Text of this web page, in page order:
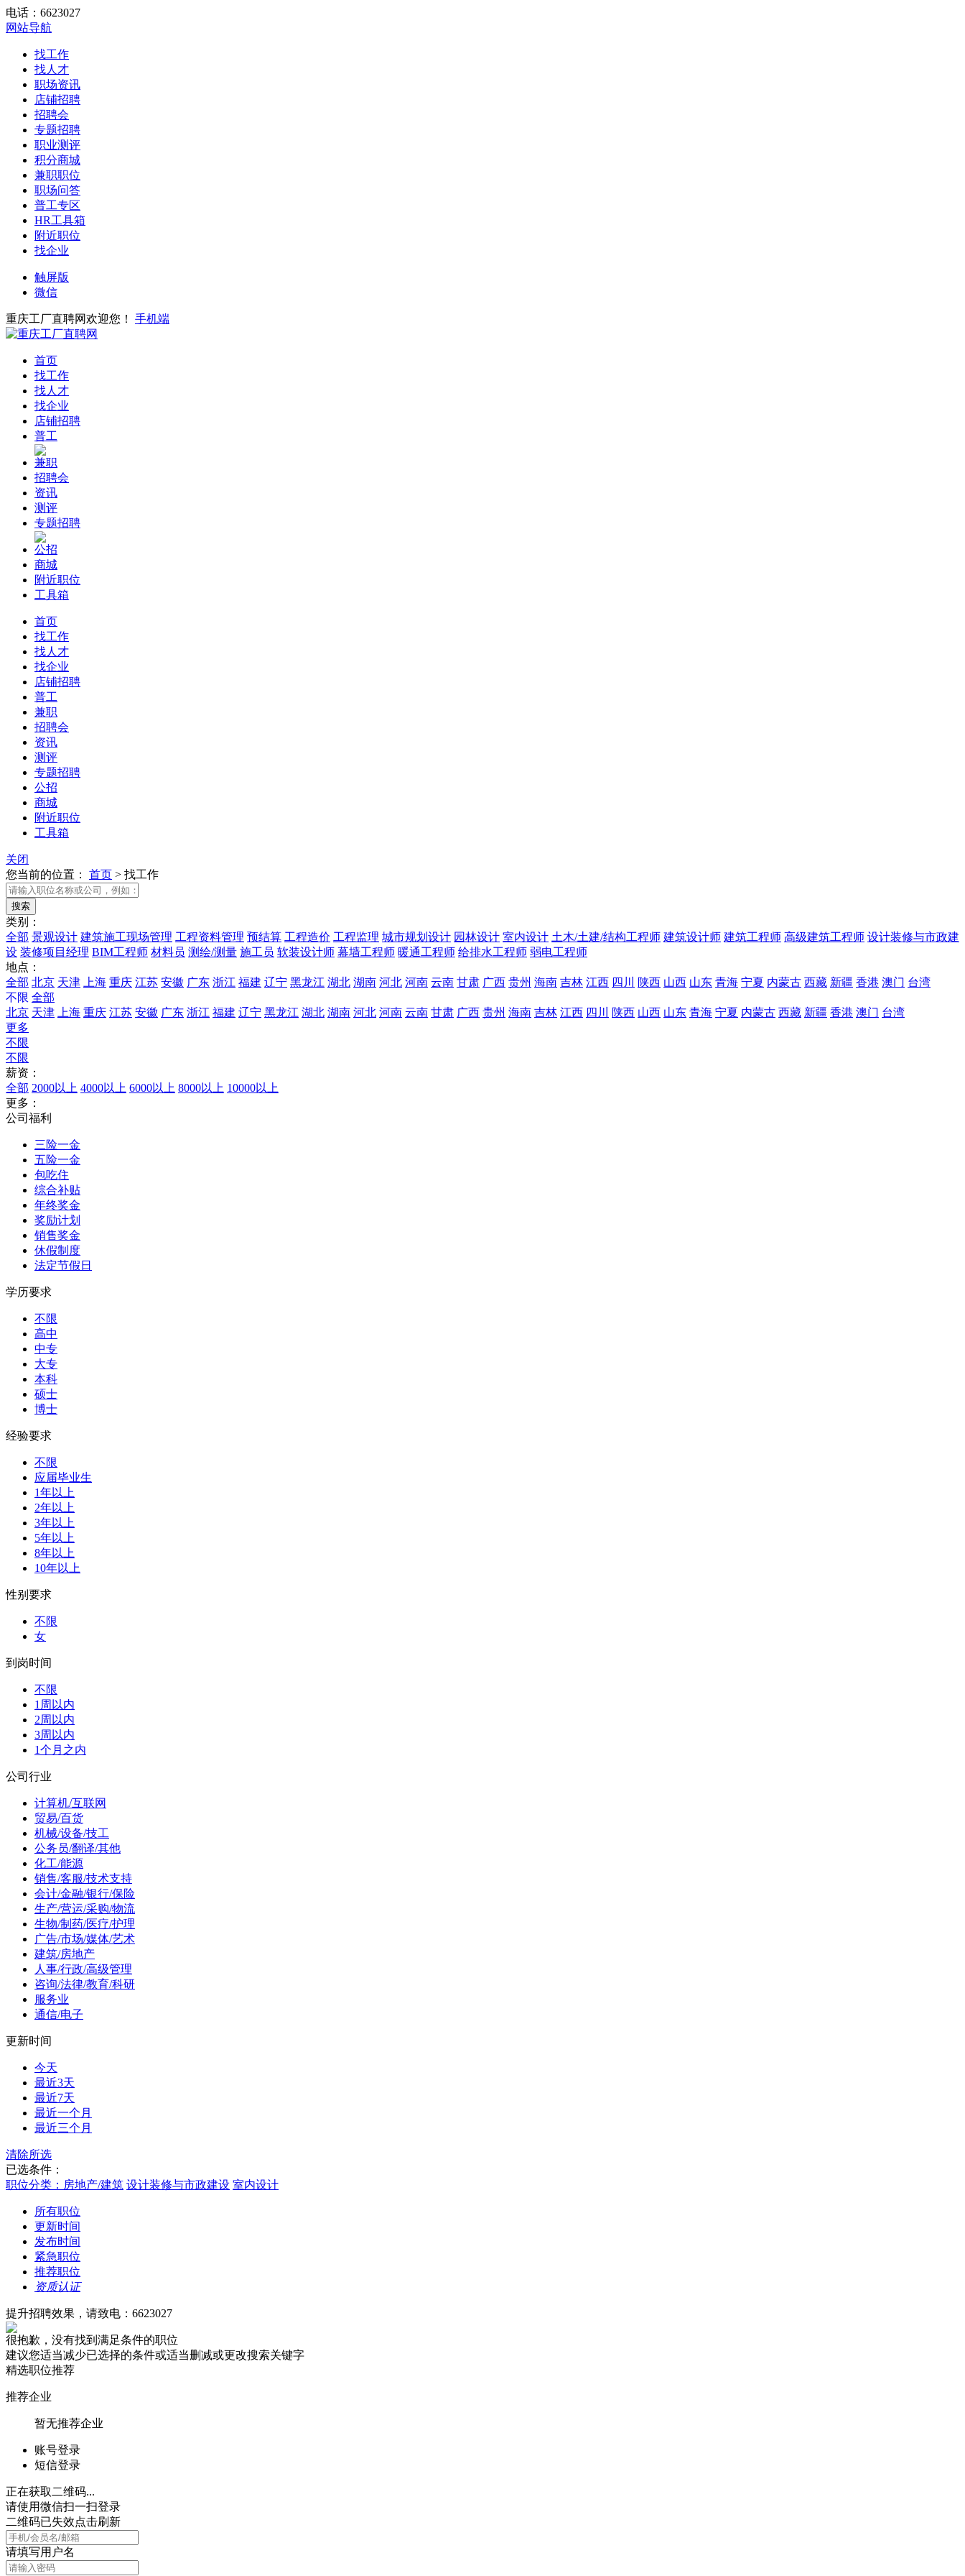
电话：6623027
网站导航
找工作
找人才
职场资讯
店铺招聘
招聘会
专题招聘
职业测评
积分商城
兼职职位
职场问答
普工专区
HR工具箱
附近职位
找企业
触屏版
微信
重庆工厂直聘网欢迎您！ 手机端
首页
找工作
找人才
找企业
店铺招聘
普工
兼职
招聘会
资讯
测评
专题招聘
公招
商城
附近职位
工具箱
首页
找工作
找人才
找企业
店铺招聘
普工
兼职
招聘会
资讯
测评
专题招聘
公招
商城
附近职位
工具箱
关闭
您当前的位置： 首页 > 找工作
类别：
全部 景观设计 建筑施工现场管理 工程资料管理 预结算 工程造价 工程监理 城市规划设计 园林设计 室内设计 土木/土建/结构工程师 建筑设计师 建筑工程师 高级建筑工程师 设计装修与市政建
设 装修项目经理 BIM工程师 材料员 测绘/测量 施工员 软装设计师 幕墙工程师 暖通工程师 给排水工程师 弱电工程师
地点：
全部 北京 天津 上海 重庆 江苏 安徽 广东 浙江 福建 辽宁 黑龙江 湖北 湖南 河北 河南 云南 甘肃 广西 贵州 海南 吉林 江西 四川 陕西 山西 山东 青海 宁夏 内蒙古 西藏 新疆 香港 澳门 台湾
不限 全部
北京 天津 上海 重庆 江苏 安徽 广东 浙江 福建 辽宁 黑龙江 湖北 湖南 河北 河南 云南 甘肃 广西 贵州 海南 吉林 江西 四川 陕西 山西 山东 青海 宁夏 内蒙古 西藏 新疆 香港 澳门 台湾
更多
不限
不限
薪资：
全部 2000以上 4000以上 6000以上 8000以上 10000以上
更多：
公司福利
三险一金
五险一金
包吃住
综合补贴
年终奖金
奖励计划
销售奖金
休假制度
法定节假日
学历要求
不限
高中
中专
大专
本科
硕士
博士
经验要求
不限
应届毕业生
1年以上
2年以上
3年以上
5年以上
8年以上
10年以上
性别要求
不限
女
到岗时间
不限
1周以内
2周以内
3周以内
1个月之内
公司行业
计算机/互联网
贸易/百货
机械/设备/技工
公务员/翻译/其他
化工/能源
销售/客服/技术支持
会计/金融/银行/保险
生产/营运/采购/物流
生物/制药/医疗/护理
广告/市场/媒体/艺术
建筑/房地产
人事/行政/高级管理
咨询/法律/教育/科研
服务业
通信/电子
更新时间
今天
最近3天
最近7天
最近一个月
最近三个月
清除所选
已选条件：
职位分类：房地产/建筑 设计装修与市政建设 室内设计
所有职位
更新时间
发布时间
紧急职位
推荐职位
资质认证
提升招聘效果，请致电：6623027
很抱歉，没有找到满足条件的职位
建议您适当减少已选择的条件或适当删减或更改搜索关键字
精选职位推荐
推荐企业
暂无推荐企业
账号登录
短信登录
正在获取二维码...
请使用微信扫一扫登录
二维码已失效点击刷新
请填写用户名